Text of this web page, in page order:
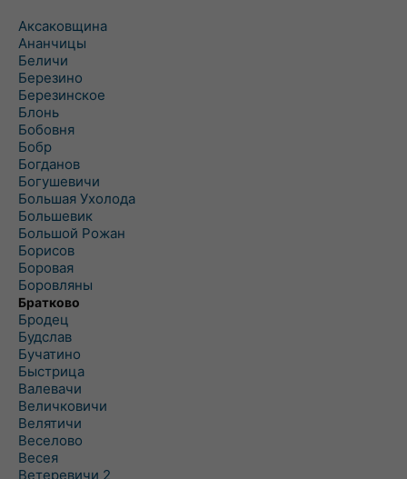
Аксаковщина
Ананчицы
Беличи
Березино
Березинское
Блонь
Бобовня
Бобр
Богданов
Богушевичи
Большая Ухолода
Большевик
Большой Рожан
Борисов
Боровая
Боровляны
Братково
Бродец
Будслав
Бучатино
Быстрица
Валевачи
Величковичи
Велятичи
Веселово
Весея
Ветеревичи 2